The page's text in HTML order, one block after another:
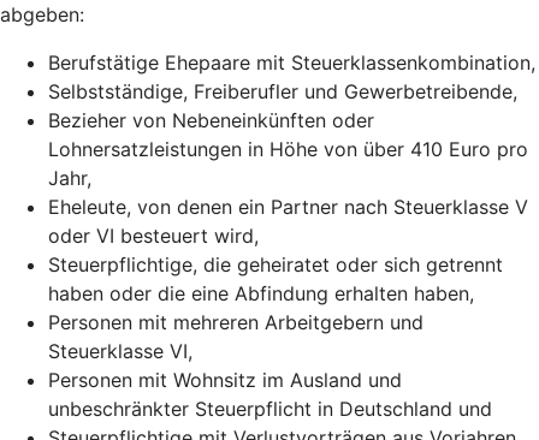
abgeben:
Berufstätige Ehepaare mit Steuerklassenkombination,
Selbstständige, Freiberufler und Gewerbetreibende,
Bezieher von Nebeneinkünften oder
Lohnersatzleistungen in Höhe von über 410 Euro pro
Jahr,
Eheleute, von denen ein Partner nach Steuerklasse V
oder VI besteuert wird,
Steuerpflichtige, die geheiratet oder sich getrennt
haben oder die eine Abfindung erhalten haben,
Personen mit mehreren Arbeitgebern und
Steuerklasse VI,
Personen mit Wohnsitz im Ausland und
unbeschränkter Steuerpflicht in Deutschland und